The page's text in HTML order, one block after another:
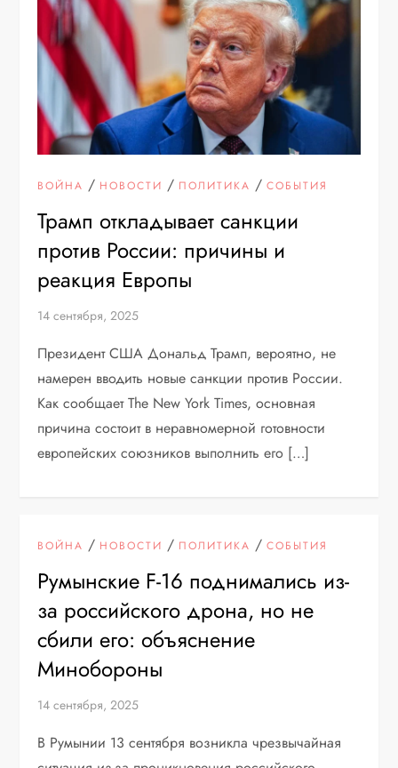
ВОЙНА / НОВОСТИ / ПОЛИТИКА /СОБЫТИЯ
Трамп откладывает санкции
против России: причины и
реакция Европы
14 сентября, 2025
Президент США Дональд Трамп, вероятно, не
намерен вводить новые санкции против России.
Как сообщает The New York Times, основная
причина состоит в неравномерной готовности
европейских союзников выполнить его […]
ВОЙНА / НОВОСТИ / ПОЛИТИКА /СОБЫТИЯ
Румынские F-16 поднимались из-
за российского дрона, но не
сбили его: объяснение
Минобороны
14 сентября, 2025
В Румынии 13 сентября возникла чрезвычайная